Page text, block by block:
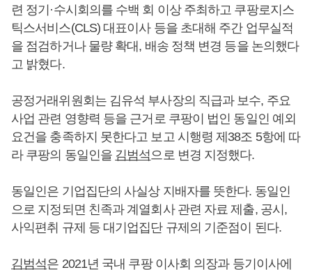
련 정기·수시회의를 수백 회 이상 주최하고 쿠팡로지스
틱스서비스(CLS) 대표이사 등을 초대해 주간 업무실적
을 점검하거나 물량 확대, 배송 정책 변경 등을 논의했다
고 밝혔다.
공정거래위원회는 김유석 부사장의 직급과 보수, 주요
사업 관련 영향력 등을 근거로 쿠팡이 법인 동일인 예외
요건을 충족하지 못한다고 보고 시행령 제38조 5항에 따
라 쿠팡의 동일인을 김범석으로 변경 지정했다.
동일인은 기업집단의 사실상 지배자를 뜻한다. 동일인
으로 지정되면 친족과 계열회사 관련 자료 제출, 공시,
사익편취 규제 등 대기업집단 규제의 기준점이 된다.
김범석은 2021년 국내 쿠팡 이사회 의장과 등기이사에